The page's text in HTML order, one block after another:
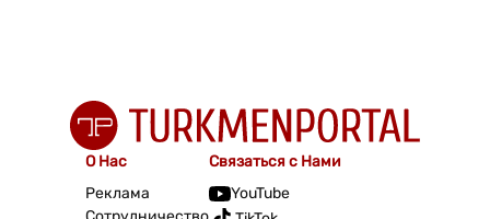
О Нас
Реклама
Связаться с Нами
YouTube